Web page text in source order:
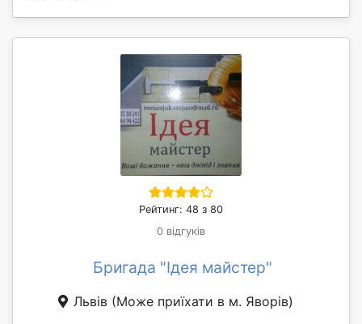
Рейтинг: 48 з 80
0 відгуків
Бригада "Ідея майстер"
Львів (Може приїхати в м. Яворів)